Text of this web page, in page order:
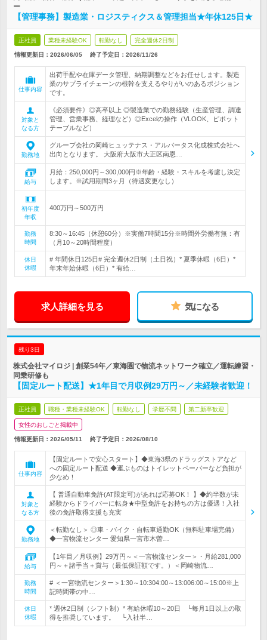
ー
【管理事務】製造業・ロジスティクス＆管理担当★年休125日★
正社員 業種未経験OK 転勤なし 完全週休2日制
情報更新日：2026/06/05 終了予定日： 2026/11/26
仕事内容
出荷手配や在庫データ管理、納期調整などをお任せします。製造
業のサプライチェーンの根幹を支えるやりがいのあるポジション
です。
対象と
なる方
《必須要件》◎高卒以上 ◎製造業での勤務経験（生産管理、調達
管理、営業事務、経理など）◎Excelの操作（VLOOK、ピポット
テーブルなど）
勤務地
グループ会社の岡崎ヒュッテナス・アルバータス化成株式会社へ
出向となります。 大阪府大阪市大正区南恩…
給与
月給：250,000円～300,000円※年齢・経験・スキルを考慮し決定
します。※試用期間3ヶ月（待遇変更なし）
初年度
年収
400万円～500万円
勤務
時間
8:30～16:45（休憩60分）※実働7時間15分※時間外労働有無：有
（月10～20時間程度）
休日
休暇
# 年間休日125日# 完全週休2日制（土日祝）* 夏季休暇（6日）*
年末年始休暇（6日）* 有給…
求人詳細を見る 気になる
残り3日
株式会社マイロジ | 創業54年／東海圏で物流ネットワーク確立／運転練習・
同乗研修も
【固定ルート配送】★1年目で月収例29万円～／未経験者歓迎！
正社員 職種・業種未経験OK 転勤なし 学歴不問 第二新卒歓迎
女性のおしごと掲載中
情報更新日：2026/05/11 終了予定日： 2026/08/10
仕事内容
【固定ルートで安心スタート】◆東海3県のドラッグストアなど
への固定ルート配送 ◆運ぶものはトイレットペーパーなど負担が
少なめ！
対象と
なる方
【 普通自動車免許(AT限定可)があれば応募OK！ 】◆約半数が未
経験からドライバーに転身★中型免許をお持ちの方は優遇！入社
後の免許取得支援も充実
勤務地
＜転勤なし＞ ◎車・バイク・自転車通勤OK（無料駐車場完備）
◆一宮物流センター 愛知県一宮市木曽…
給与
【1年目／月収例】29万円～＜一宮物流センター＞・月給281,000
円～＋諸手当＋賞与（最低保証額です。）＜岡崎物流…
勤務
時間
# ＜一宮物流センター＞1:30～10:304:00～13:006:00～15:00※上
記時間帯の中…
休日
休暇
* 週休2日制（シフト制）* 有給休暇10～20日 └毎月1日以上の取
得を推奨しています。 └入社半…